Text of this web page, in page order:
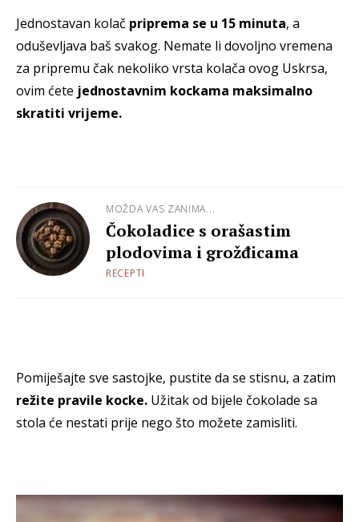
Jednostavan kolač priprema se u 15 minuta, a
oduševljava baš svakog. Nemate li dovoljno vremena
za pripremu čak nekoliko vrsta kolača ovog Uskrsa,
ovim ćete jednostavnim kockama maksimalno
skratiti vrijeme.
MOŽDA VAS ZANIMA...
Čokoladice s orašastim
plodovima i grožđicama
RECEPTI
Pomiješajte sve sastojke, pustite da se stisnu, a zatim
režite pravile kocke. Užitak od bijele čokolade sa
stola će nestati prije nego što možete zamisliti.